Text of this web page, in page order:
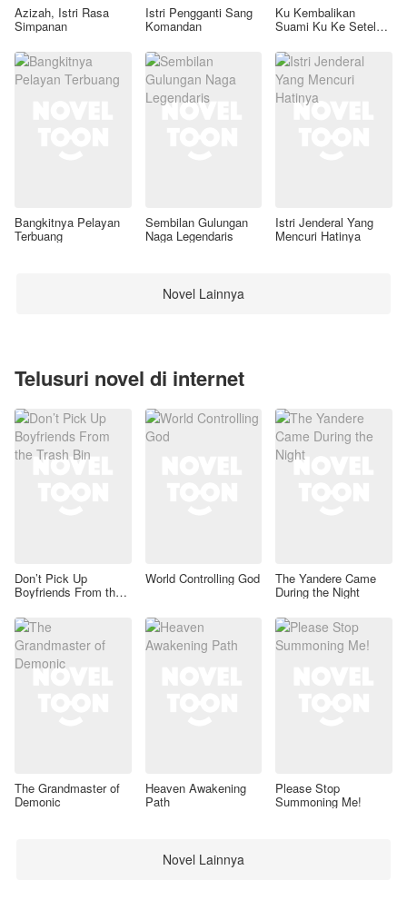
Azizah, Istri Rasa
Simpanan
Istri Pengganti Sang
Komandan
Ku Kembalikan
Suami Ku Ke Setelan
Bangkitnya Pelayan
Terbuang
Sembilan Gulungan
Naga Legendaris
Istri Jenderal Yang
Mencuri Hatinya
Novel Lainnya
Telusuri novel di internet
Don’t Pick Up
Boyfriends From the
World Controlling God The Yandere Came
During the Night
The Grandmaster of
Demonic
Heaven Awakening
Path
Please Stop
Summoning Me!
Novel Lainnya